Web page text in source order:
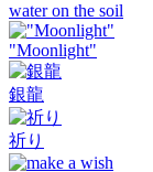
water on the soil
"Moonlight"
銀龍
祈り